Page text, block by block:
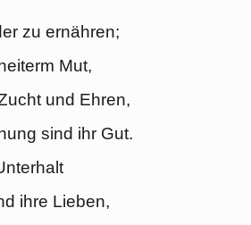
zu ernähren;
Mut,
und Ehren,
sind ihr Gut.
ihre Lieben,